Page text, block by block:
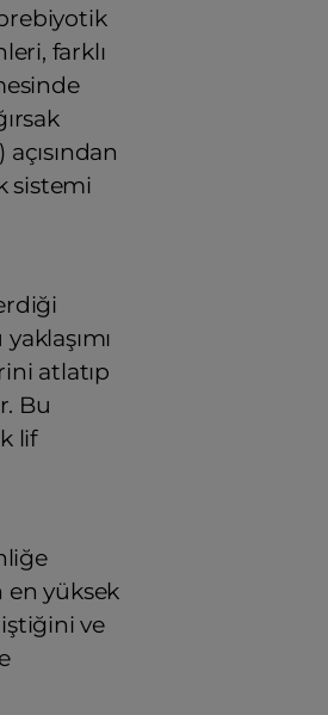
farklı
sistemi
atlatıp
Bu
lif
en yüksek
ve